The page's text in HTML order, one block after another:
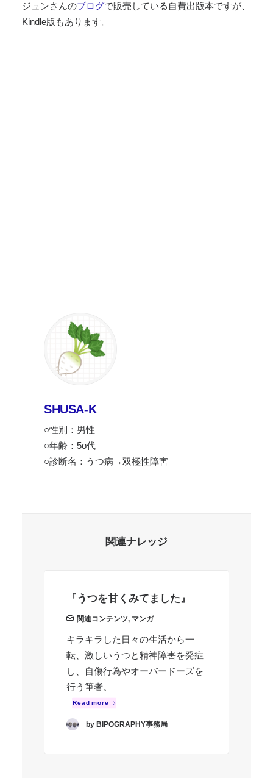
ジュンさんのブログで販売している自費出版本ですが、
Kindle版もあります。
SHUSA-K
○性別：男性
○年齢：5o代
○診断名：うつ病→双極性障害
関連ナレッジ
『うつを甘くみてました』
関連コンテンツ, マンガ
キラキラした日々の生活から一
転、激しいうつと精神障害を発症
し、自傷行為やオーバードーズを
行う筆者。
Read more
by BIPOGRAPHY事務局